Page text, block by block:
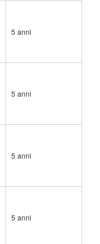
5 anni
5 anni
5 anni
5 anni